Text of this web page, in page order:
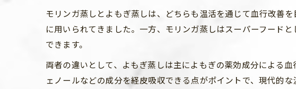
モリンガ蒸しとよもぎ蒸しは、どちらも温活を通じて血行改善
に用いられてきました。一方、モリンガ蒸しはスーパーフード
できます。
両者の違いとして、よもぎ蒸しは主によもぎの薬効成分による
ェノールなどの成分を経皮吸収できる点がポイントで、現代的な